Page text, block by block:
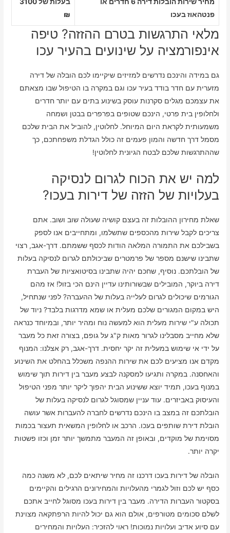
פנטהאוז בעכו
₪
מלאי התרגשות בטרם ההזזה? טיפה
אינפורמציה על שינועים בהעיר עכו
גם במידה והינכם נדרשים למזיזים שיקיימו לכם הובלה של דירה
מזערית עם חדר בודד בעיר עכו וגם במקרה בו הטיפול שבו מצאתם
את עצמכם מגלים סקרנות עוסק בשינוע בתים עם יותר חדרים
ולחלופין בית פרטי, הינכם שטופים בפרפרים בבטן ושמחה
משמעותית לקראת היום המיוחל. לחלוטין, להוביל את הבית שלכם
מסמל דרך חדשה והמון פעמים זה כולל הגדלת משפחתכם, כך
שההתרגשות שלכם לבטח הגיונית לחלוטין!
למה יש את הכוח לגרום לנסיקה
בעלויות של הזזה של דירות בעכו?
שאלת מחירון ההובלות זה בעצם קושיה שעולה שוב ושוב. אתם
צריכים לקבל שירות מהכספים שתשלמו, ומתחייבים אנו לספק
בשבילכם את התמורה המלאה הודות לכסף ששמתם. דרך-אגב, רצוי
שתבינו שישנם מספר של פרמטרים שביכולתם לגרום לנסיקה בעלות
של הובלתכם. נוסיף, שחכם יהיה שתבינו בסיטואציות של העברת
דירה ביוקר, המובילים שבשורותינו עדיין הינם הכי בזול! אז מהם
הגורמים שיכולים לגרום לעלייה בעלות של ההעברה? לפני שנתחיל,
היש במקום המגורים שלכם מעלית או שמא מדרגות בלבד? ניוד של
תכולה ע"י שירות מעלית הוא למעשה נוח ומהיר יותר, ובמיוחד כנראה
שלא מחייב מסבלינו לגרור מאות ק"ג על גופם, בצורה זאת כל מעבר
על ידי אי שימוש במעלית זה יקר יחסית. דרך-אגב, רק אצלנו: המנוף
מקדם אנו מציעים לכם את שירות ההנפה משכלל בהחלט את השינוע
והאחסנה. במקרה ותגיעו למסקנה לבצע מעבר בין דירות תוך שימוש
במנוף בעכו, תמיד יוצא ששינוע הבית יהפוך ליקר יותר מפני הטיפול
והעיסוק באביזרים. עוד עניין שמסוגל לגרום לנסיקה בעלות של
הובלתכם זה במצב בו הינכם נדרשים לחברה להעברות אשר עושה
הובלת דירת שותפים בעכו. הרכב או לחלופין המשאית תעצור בכמות
מסוימת של מוקדים, ובאופן זה המעבר מתמשך יותר זמן וכזו פשטות
יקרה יותר.
הובלה של דירות בעכו דרכנו זה מחיר שיתאים לכם, לא משנה כמה
כסף יש לכם וזול לגמרי מהעלויות והמחירונים הרגילים והקיימים
בסקטור העברות הדירה. מעבר בין דירות בעכו מסוגל לחייב אתכם
לשלם סכומים מטורפים, אולם הוא גם יכול להיות הרפתקאה מצוינת
עם סיוע אדיב ועלויות נמוכות! ראוי להזכיר: העלויות והמחירים